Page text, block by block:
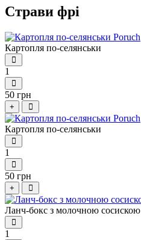
Страви фрі
Картопля по-селянськи
1
50 грн
+
Картопля по-селянськи
1
50 грн
+
Ланч-бокс з молочною сосискою
1